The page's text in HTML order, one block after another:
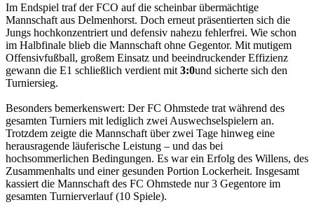
Im Endspiel traf der FCO auf die scheinbar übermächtige
Mannschaft aus Delmenhorst. Doch erneut präsentierten sich die
Jungs hochkonzentriert und defensiv nahezu fehlerfrei. Wie schon
im Halbfinale blieb die Mannschaft ohne Gegentor. Mit mutigem
Offensivfußball, großem Einsatz und beeindruckender Effizienz
gewann die E1 schließlich verdient mit 3:0und sicherte sich den
Turniersieg.
Besonders bemerkenswert: Der FC Ohmstede trat während des
gesamten Turniers mit lediglich zwei Auswechselspielern an.
Trotzdem zeigte die Mannschaft über zwei Tage hinweg eine
herausragende läuferische Leistung – und das bei
hochsommerlichen Bedingungen. Es war ein Erfolg des Willens, des
Zusammenhalts und einer gesunden Portion Lockerheit. Insgesamt
kassiert die Mannschaft des FC Ohmstede nur 3 Gegentore im
gesamten Turnierverlauf (10 Spiele).